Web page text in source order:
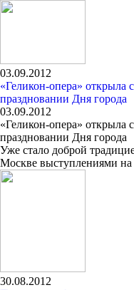
03.09.2012
«Геликон-опера» открыла
праздновании Дня города
03.09.2012
«Геликон-опера» открыла
праздновании Дня города
Уже стало доброй
Москве выступлениями на
30.08.2012